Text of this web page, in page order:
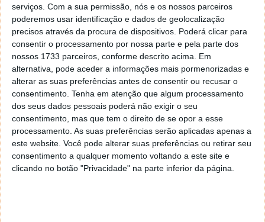
serviços. Com a sua permissão, nós e os nossos parceiros
poderemos usar identificação e dados de geolocalização
precisos através da procura de dispositivos. Poderá clicar para
consentir o processamento por nossa parte e pela parte dos
nossos 1733 parceiros, conforme descrito acima. Em
alternativa, pode aceder a informações mais pormenorizadas e
alterar as suas preferências antes de consentir ou recusar o
consentimento. Tenha em atenção que algum processamento
dos seus dados pessoais poderá não exigir o seu
consentimento, mas que tem o direito de se opor a esse
processamento. As suas preferências serão aplicadas apenas a
este website. Você pode alterar suas preferências ou retirar seu
consentimento a qualquer momento voltando a este site e
clicando no botão "Privacidade" na parte inferior da página.
Esta atualização inclui igualmente melhorias e
correções de erros, entre as quais:
atualização várias vezes ao dia do separador
Para si em Apple Music, com sugestões baseadas
nos seus géneros, intérpretes e estilos
preferidos;
correção de um erro que podia fazer com que
não fosse possível pausar e controlar vídeo ou
alterar o volume em aparelhos compatíveis,
através do comando Apple TV Remote;
resolução de um problema que podia fazer com
as chamadas por Wi-Fi fossem inesperadamente